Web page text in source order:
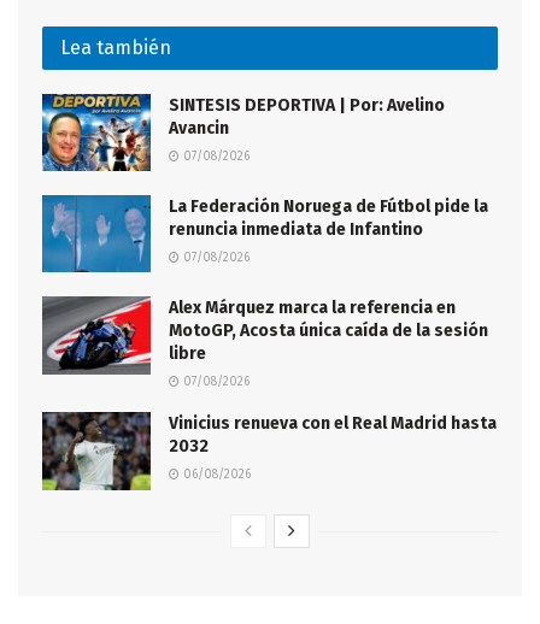
Lea también
SINTESIS DEPORTIVA | Por: Avelino
Avancin
07/08/2026
La Federación Noruega de Fútbol pide la
renuncia inmediata de Infantino
07/08/2026
Alex Márquez marca la referencia en
MotoGP, Acosta única caída de la sesión
libre
07/08/2026
Vinicius renueva con el Real Madrid hasta
2032
06/08/2026